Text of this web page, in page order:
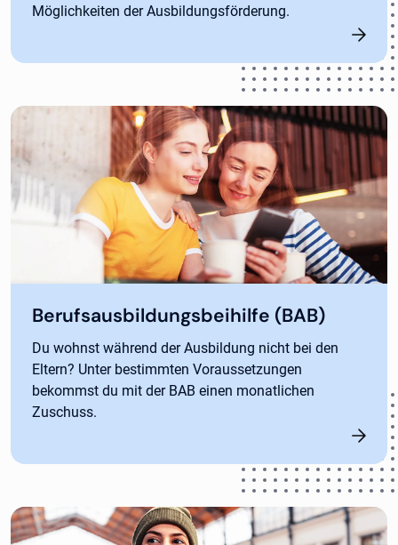
Möglichkeiten der Ausbildungsförderung.
Berufsausbildungsbeihilfe (BAB)
Du wohnst während der Ausbildung nicht bei den
Eltern? Unter bestimmten Voraussetzungen
bekommst du mit der BAB einen monatlichen
Zuschuss.